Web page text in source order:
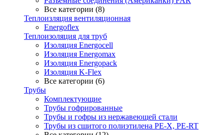
Все категории (8)
Теплоизляция вентиляционная
Energoflex
Теплоизоляция для труб
Изоляция Energocell
Изоляция Energomax
Изоляция Energopack
Изоляция K-Flex
Все категории (6)
Трубы
Комплектующие
Трубы гофрированные
Трубы и гофры из нержавеющей стали
Трубы из сшитого полиэтилена PE-X, PE-RT